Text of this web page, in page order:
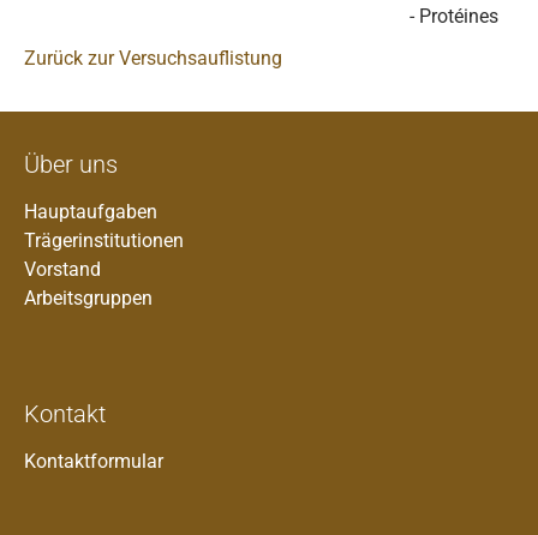
- Protéines
Zurück zur Versuchsauflistung
Über uns
Hauptaufgaben
Trägerinstitutionen
Vorstand
Arbeitsgruppen
Kontakt
Kontaktformular